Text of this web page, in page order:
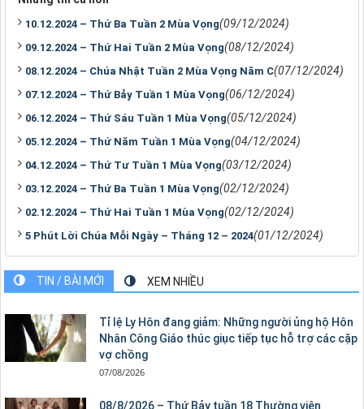
10.12.2024 – Thứ Ba Tuần 2 Mùa Vọng(09/12/2024)
09.12.2024 – Thứ Hai Tuần 2 Mùa Vọng(08/12/2024)
08.12.2024 – Chúa Nhật Tuần 2 Mùa Vọng Năm C(07/12/2024)
07.12.2024 – Thứ Bảy Tuần 1 Mùa Vọng(06/12/2024)
06.12.2024 – Thứ Sáu Tuần 1 Mùa Vọng(05/12/2024)
05.12.2024 – Thứ Năm Tuần 1 Mùa Vọng(04/12/2024)
04.12.2024 – Thứ Tư Tuần 1 Mùa Vọng(03/12/2024)
03.12.2024 – Thứ Ba Tuần 1 Mùa Vọng(02/12/2024)
02.12.2024 – Thứ Hai Tuần 1 Mùa Vọng(02/12/2024)
5 Phút Lời Chúa Mỗi Ngày – Tháng 12 – 2024(01/12/2024)
TIN / BÀI MỚI XEM NHIỀU
Tỉ lệ Ly Hôn đang giảm: Những người ủng hộ Hôn
Nhân Công Giáo thúc giục tiếp tục hỗ trợ các cặp
vợ chồng
07/08/2026
08/8/2026 – Thứ Bảy tuần 18 Thường viên